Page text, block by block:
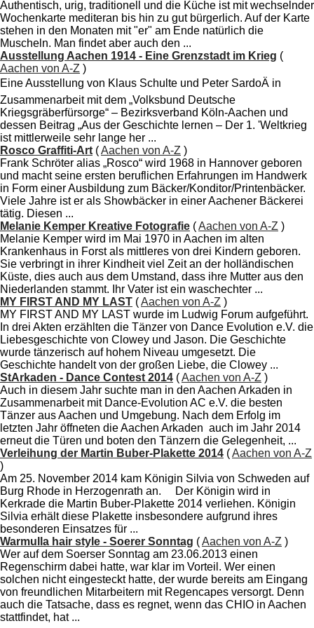
Authentisch, urig, traditionell und die Küche ist mit wechselnder
Wochenkarte mediteran bis hin zu gut bürgerlich. Auf der Karte
stehen in den Monaten mit "er" am Ende natürlich die
Muscheln. Man findet aber auch den ...
Ausstellung Aachen 1914 - Eine Grenzstadt im Krieg (
Aachen von A-Z )
Eine Ausstellung von Klaus Schulte und Peter SardoÄ in
Zusammenarbeit mit dem „Volksbund Deutsche
Kriegsgräberfürsorge“ – Bezirksverband Köln-Aachen und
dessen Beitrag „Aus der Geschichte lernen – Der 1. 'Weltkrieg
ist mittlerweile sehr lange her ...
Rosco Graffiti-Art (Aachen von A-Z )
Frank Schröter alias „Rosco“ wird 1968 in Hannover geboren
und macht seine ersten beruflichen Erfahrungen im Handwerk
in Form einer Ausbildung zum Bäcker/Konditor/Printenbäcker.
Viele Jahre ist er als Showbäcker in einer Aachener Bäckerei
tätig. Diesen ...
Melanie Kemper Kreative Fotografie (Aachen von A-Z )
Melanie Kemper wird im Mai 1970 in Aachen im alten
Krankenhaus in Forst als mittleres von drei Kindern geboren.
Sie verbringt in ihrer Kindheit viel Zeit an der holländischen
Küste, dies auch aus dem Umstand, dass ihre Mutter aus den
Niederlanden stammt. Ihr Vater ist ein waschechter ...
MY FIRST AND MY LAST (Aachen von A-Z )
MY FIRST AND MY LAST wurde im Ludwig Forum aufgeführt.
In drei Akten erzählten die Tänzer von Dance Evolution e.V. die
Liebesgeschichte von Clowey und Jason. Die Geschichte
wurde tänzerisch auf hohem Niveau umgesetzt. Die
Geschichte handelt von der großen Liebe, die Clowey ...
StArkaden - Dance Contest 2014 (Aachen von A-Z )
Auch in diesem Jahr suchte man in den Aachen Arkaden in
Zusammenarbeit mit Dance-Evolution AC e.V. die besten
Tänzer aus Aachen und Umgebung. Nach dem Erfolg im
letzten Jahr öffneten die Aachen Arkaden auch im Jahr 2014
erneut die Türen und boten den Tänzern die Gelegenheit, ...
Verleihung der Martin Buber-Plakette 2014 (Aachen von A-Z
)
Am 25. November 2014 kam Königin Silvia von Schweden auf
Burg Rhode in Herzogenrath an. Der Königin wird in
Kerkrade die Martin Buber-Plakette 2014 verliehen. Königin
Silvia erhält diese Plakette insbesondere aufgrund ihres
besonderen Einsatzes für ...
Warmulla hair style - Soerer Sonntag (Aachen von A-Z )
Wer auf dem Soerser Sonntag am 23.06.2013 einen
Regenschirm dabei hatte, war klar im Vorteil. Wer einen
solchen nicht eingesteckt hatte, der wurde bereits am Eingang
von freundlichen Mitarbeitern mit Regencapes versorgt. Denn
auch die Tatsache, dass es regnet, wenn das CHIO in Aachen
stattfindet, hat ...